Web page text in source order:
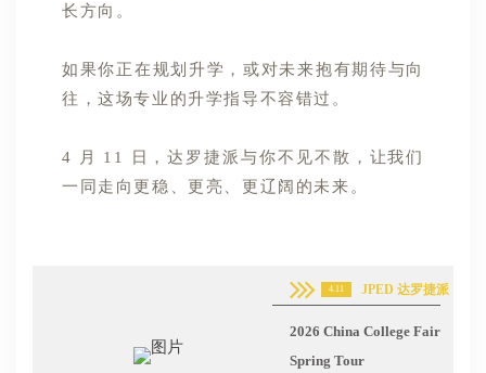
长方向。
如果你正在规划升学，或对未来抱有期待与向
往，这场专业的升学指导不容错过。
4 月 11 日，达罗捷派与你不见不散，让我们
一同走向更稳、更亮、更辽阔的未来。
4.11 JPED 达罗捷派
2026 China College Fair
Spring Tour